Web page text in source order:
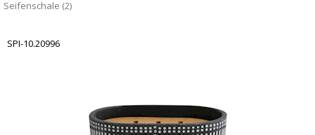
Seifenschale (2)
SPI-10.20996